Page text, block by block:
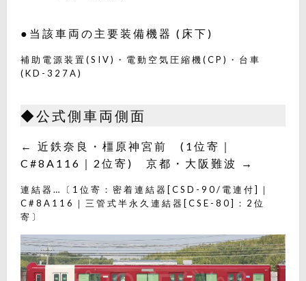
●当該車両の主要装備機器 (床下)
補助電源装置(SIV)・電動空気圧縮機(CP)・台車
(KD-327A)
◆公式側車両側面
← 近鉄奈良・橿原神宮前 (1位寄｜
C#8A116｜2位寄) 京都・大阪難波 →
連結器…〔1位寄：密着連結器[CSD-90/電連付]｜
C#8A116｜三管式半永久連結器[CSE-80]：2位
寄〕